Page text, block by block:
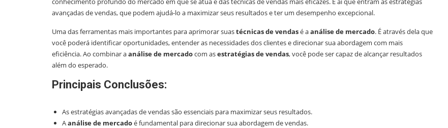
avançadas de vendas, que podem ajudá-lo a maximizar seus resultados e ter um desempenho excepcional.
Uma das ferramentas mais importantes para aprimorar suastécnicas de vendasé aanálise de mercado. É através dela que
você poderá identificar oportunidades, entender as necessidades dos clientes e direcionar sua abordagem com mais
eficiência. Ao combinar aanálise de mercadocom asestratégias de vendas, você pode ser capaz de alcançar resultados
além do esperado.
Principais Conclusões:
As estratégias avançadas de vendas são essenciais para maximizar seus resultados.
Aanálise de mercadoé fundamental para direcionar sua abordagem de vendas.